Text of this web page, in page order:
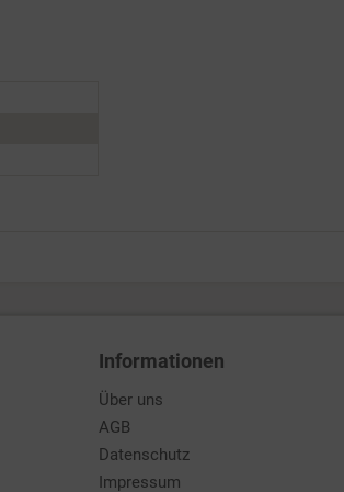
Informationen
Über uns
AGB
Datenschutz
Impressum